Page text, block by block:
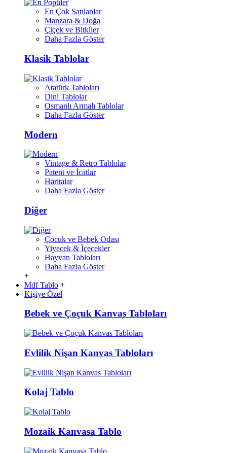
En Çok Satılanlar
Manzara & Doğa
Çiçek ve Bitkiler
Daha Fazla Göster
Klasik Tablolar
Atatürk Tabloları
Dini Tablolar
Osmanlı Armalı Tablolar
Daha Fazla Göster
Modern
Vintage & Retro Tablolar
Patent ve İcatlar
Haritalar
Daha Fazla Göster
Diğer
Çocuk ve Bebek Odası
Yiyecek & İçecekler
Hayvan Tabloları
Daha Fazla Göster
+
Mdf Tablo +
Kişiye Özel
Bebek ve Çoçuk Kanvas Tabloları
Evlilik Nişan Kanvas Tabloları
Kolaj Tablo
Mozaik Kanvasa Tablo